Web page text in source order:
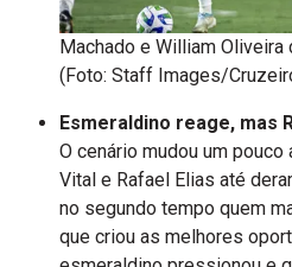
Machado e William Oliveira
(Foto: Staff Images/
Esmeraldino reage, mas
O cenário mudou um
Vital e Rafael Elias até
no segundo tempo quem
que criou as melhores